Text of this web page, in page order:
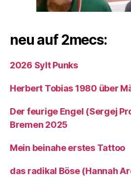
neu auf 2mecs:
2026 Sylt Punks
Herbert Tobias 1980 über
Der feurige Engel (Sergej
Bremen 2025
Mein beinahe erstes Tattoo
das radikal Böse (Hannah